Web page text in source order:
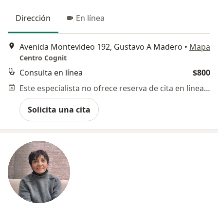
Dirección En línea
Avenida Montevideo 192, Gustavo A Madero • Mapa
Centro Cognit
Consulta en línea
$800
Este especialista no ofrece reserva de cita en línea en esta dirección.
Solicita una cita